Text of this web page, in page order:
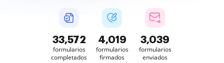
33,572
formularios
completados
4,019
formularios
firmados
3,039
formularios
enviados